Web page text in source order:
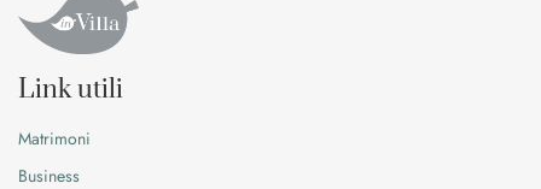
Link utili
Matrimoni
Business